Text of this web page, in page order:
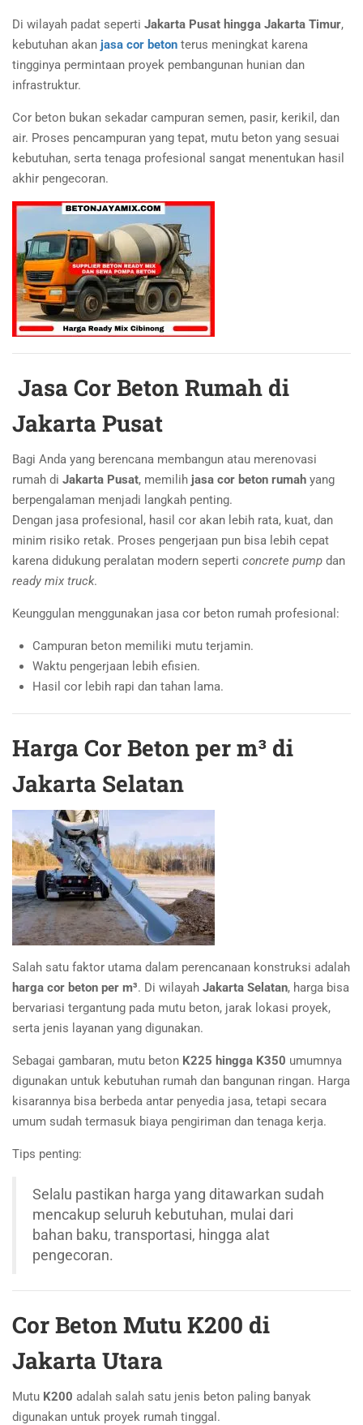
Di wilayah padat seperti Jakarta Pusat hingga Jakarta Timur,
kebutuhan akan jasa cor beton terus meningkat karena
tingginya permintaan proyek pembangunan hunian dan
infrastruktur.
Cor beton bukan sekadar campuran semen, pasir, kerikil, dan
air. Proses pencampuran yang tepat, mutu beton yang sesuai
kebutuhan, serta tenaga profesional sangat menentukan hasil
akhir pengecoran.
Jasa Cor Beton Rumah di
Jakarta Pusat
Bagi Anda yang berencana membangun atau merenovasi
rumah di Jakarta Pusat, memilih jasa cor beton rumah yang
berpengalaman menjadi langkah penting.
Dengan jasa profesional, hasil cor akan lebih rata, kuat, dan
minim risiko retak. Proses pengerjaan pun bisa lebih cepat
karena didukung peralatan modern seperti concrete pump dan
ready mix truck.
Keunggulan menggunakan jasa cor beton rumah profesional:
Campuran beton memiliki mutu terjamin.
Waktu pengerjaan lebih efisien.
Hasil cor lebih rapi dan tahan lama.
Harga Cor Beton per m³ di
Jakarta Selatan
Salah satu faktor utama dalam perencanaan konstruksi adalah
harga cor beton per m³. Di wilayah Jakarta Selatan, harga bisa
bervariasi tergantung pada mutu beton, jarak lokasi proyek,
serta jenis layanan yang digunakan.
Sebagai gambaran, mutu beton K225 hingga K350 umumnya
digunakan untuk kebutuhan rumah dan bangunan ringan. Harga
kisarannya bisa berbeda antar penyedia jasa, tetapi secara
umum sudah termasuk biaya pengiriman dan tenaga kerja.
Tips penting:
Selalu pastikan harga yang ditawarkan sudah
mencakup seluruh kebutuhan, mulai dari
bahan baku, transportasi, hingga alat
pengecoran.
Cor Beton Mutu K200 di
Jakarta Utara
Mutu K200 adalah salah satu jenis beton paling banyak
digunakan untuk proyek rumah tinggal.